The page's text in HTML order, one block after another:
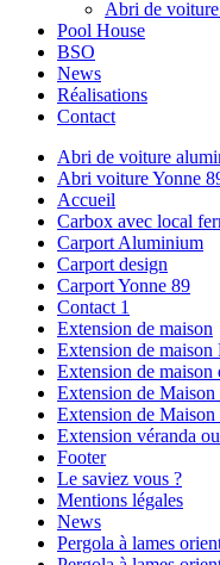
Abri de
Pool House
BSO
News
Réalisations
Contact
Abri de voiture
Abri voiture Yonne
Accueil
Carbox avec local
Carport Aluminium
Carport design
Carport Yonne 89
Contact 1
Extension de maison
Extension de
Extension de maison
Extension de Maison
Extension de
Extension véranda
Footer
Le saviez vous ?
Mentions légales
News
Pergola à lames